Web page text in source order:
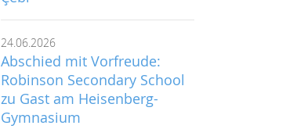
24.06.2026
Abschied mit Vorfreude:
Robinson Secondary School
zu Gast am Heisenberg-
Gymnasium